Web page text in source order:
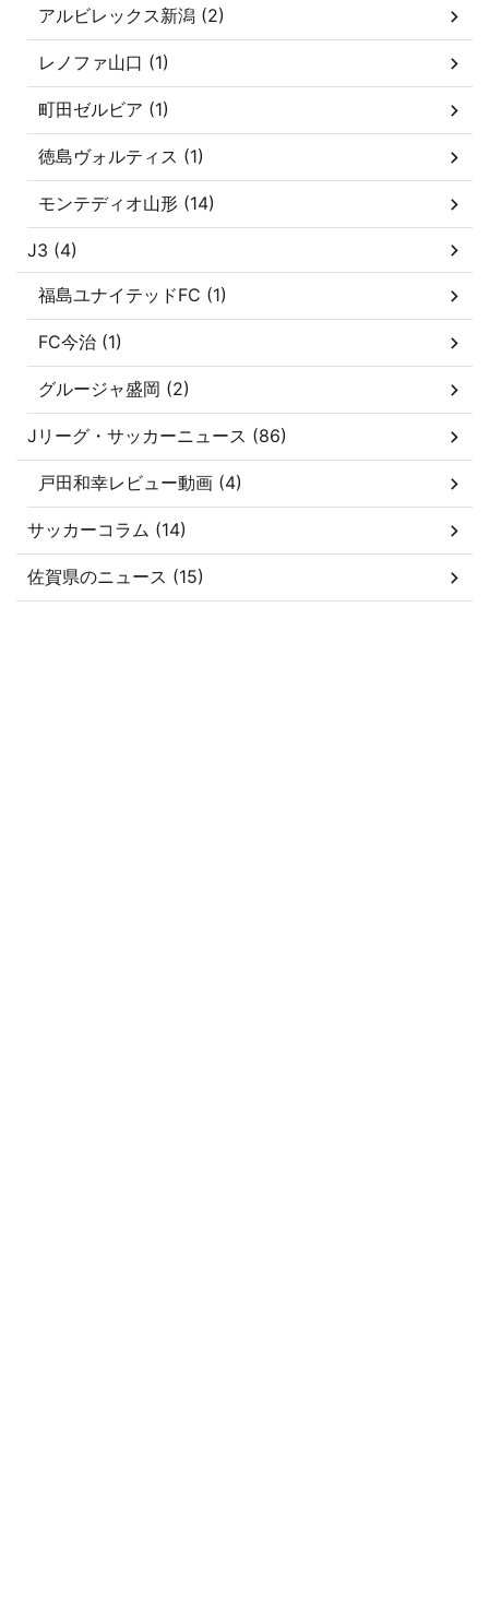
アルビレックス新潟 (2)
レノファ山口 (1)
町田ゼルビア (1)
徳島ヴォルティス (1)
モンテディオ山形 (14)
J3 (4)
福島ユナイテッドFC (1)
FC今治 (1)
グルージャ盛岡 (2)
Jリーグ・サッカーニュース (86)
戸田和幸レビュー動画 (4)
サッカーコラム (14)
佐賀県のニュース (15)